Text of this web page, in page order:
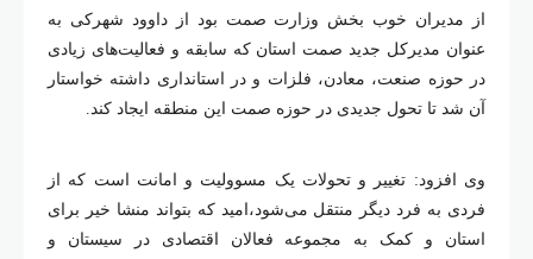
از مدیران خوب بخش وزارت صمت بود از داوود شهرکی به
عنوان مدیرکل جدید صمت استان که سابقه و فعالیت‌های زیادی
در حوزه صنعت، معادن، فلزات و در استانداری داشته خواستار
آن شد تا تحول جدیدی در حوزه صمت این منطقه ایجاد کند.
وی افزود: تغییر و تحولات یک مسوولیت و امانت است که از
فردی به فرد دیگر منتقل می‌شود،امید که بتواند منشا خیر برای
استان و کمک به مجموعه فعالان اقتصادی در سیستان و